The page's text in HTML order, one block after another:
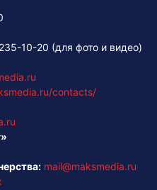
10-20 (для фото и видео)
contacts/
mail@maksmedia.ru